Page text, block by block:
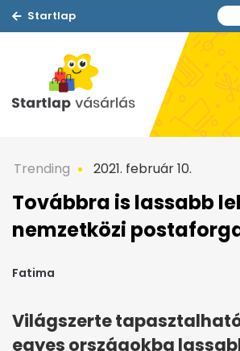
Startlap
Trending 2021. február 10.
Továbbra is lassabb
nemzetközi
Fatima
Világszerte
egyes országokba